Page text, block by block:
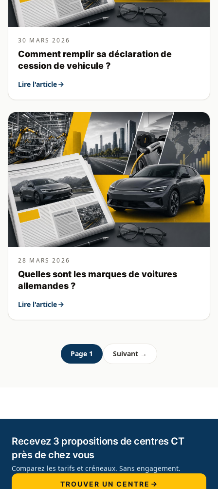
30 MARS 2026
Comment remplir sa déclaration de
cession de vehicule ?
Lire l'article
28 MARS 2026
Quelles sont les marques de voitures
allemandes ?
Lire l'article
Page 1 Suivant →
Recevez 3 propositions de centres CT
près de chez vous
Comparez les tarifs et créneaux. Sans engagement.
TROUVER UN CENTRE